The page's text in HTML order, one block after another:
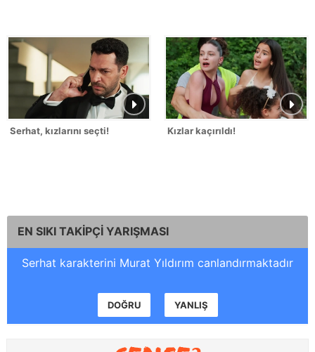
Serhat, kızlarını seçti! Kızlar kaçırıldı!
EN SIKI TAKİPÇİ YARIŞMASI
Serhat karakterini Murat Yıldırım canlandırmaktadır
DOĞRU YANLIŞ